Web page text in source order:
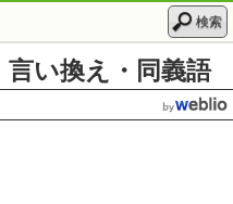
検索
い換え・同義語